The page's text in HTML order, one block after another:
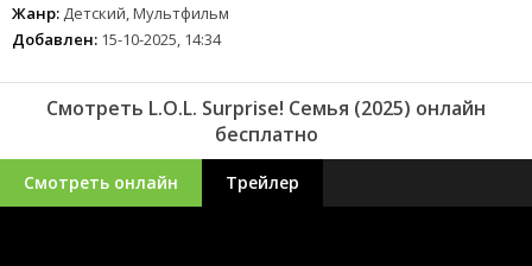
Жанр: Детский, Мультфильм
Добавлен: 15-10-2025, 14:34
Смотреть L.O.L. Surprise! Семья (2025) онлайн
бесплатно
Смотреть онлайн Трейлер